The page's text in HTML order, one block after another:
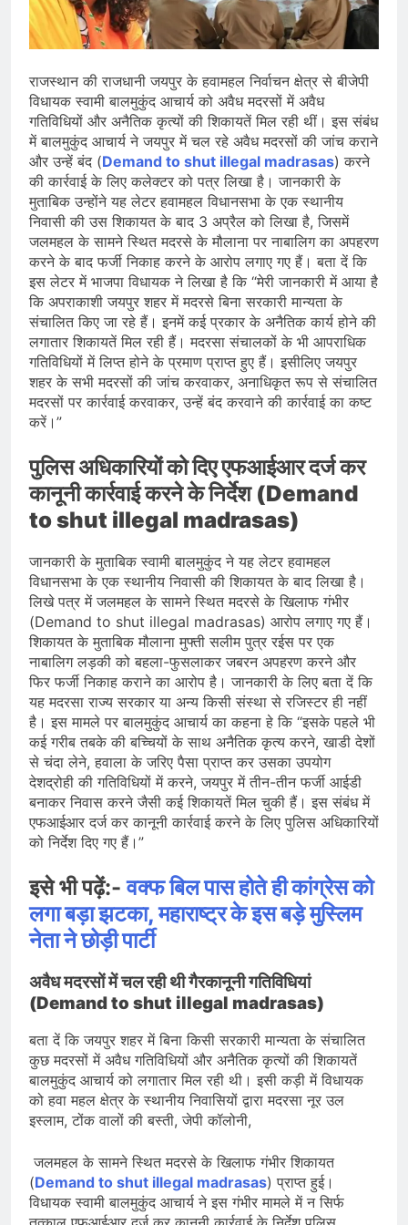
देशभर में विशेष कार्यक्रमों के जरिए भारतीय
बुनकरों और पारंपरिक वस्त्रों को मिलेगा बढ़ावा
August 2, 2026
प्रधानमंत्री नरेंद्र मोदी ने भोगापुरम
आंध्र प्रदेश में ₹18,000 करोड़ की विकास
परियोजनाओं की शुरुआत
August 2, 2026
केंद्र सरकार ने विस्तारित Khelo India
Scheme को मंजूरी दी, खेल ढाँचे को मजबूत
करने के लिए ₹36,441 करोड़ का बड़ा
प्रावधान
August 1, 2026
राजस्थान की राजधानी जयपुर के हवामहल निर्वाचन क्षेत्र से बीजेपी
विधायक स्वामी बालमुकुंद आचार्य को अवैध मदरसों में अवैध
गतिविधियों और अनैतिक कृत्यों की शिकायतें मिल रही थीं। इस संबंध
में बालमुकुंद आचार्य ने जयपुर में चल रहे अवैध मदरसों की जांच कराने
और उन्हें बंद (Demand to shut illegal madrasas) करने
की कार्रवाई के लिए कलेक्टर को पत्र लिखा है। जानकारी के
मुताबिक उन्होंने यह लेटर हवामहल विधानसभा के एक स्थानीय
निवासी की उस शिकायत के बाद 3 अप्रैल को लिखा है, जिसमें
जलमहल के सामने स्थित मदरसे के मौलाना पर नाबालिग का अपहरण
करने के बाद फर्जी निकाह करने के आरोप लगाए गए हैं। बता दें कि
इस लेटर में भाजपा विधायक ने लिखा है कि “मेरी जानकारी में आया है
कि अपराकाशी जयपुर शहर में मदरसे बिना सरकारी मान्यता के
संचालित किए जा रहे हैं। इनमें कई प्रकार के अनैतिक कार्य होने की
लगातार शिकायतें मिल रही हैं। मदरसा संचालकों के भी आपराधिक
गतिविधियों में लिप्त होने के प्रमाण प्राप्त हुए हैं। इसीलिए जयपुर
शहर के सभी मदरसों की जांच करवाकर, अनाधिकृत रूप से संचालित
मदरसों पर कार्रवाई करवाकर, उन्हें बंद करवाने की कार्रवाई का कष्ट
करें।”
पुलिस अधिकारियों को दिए एफआईआर दर्ज कर
कानूनी कार्रवाई करने के निर्देश (Demand
to shut illegal madrasas)
जानकारी के मुताबिक स्वामी बालमुकुंद ने यह लेटर हवामहल
विधानसभा के एक स्थानीय निवासी की शिकायत के बाद लिखा है।
लिखे पत्र में जलमहल के सामने स्थित मदरसे के खिलाफ गंभीर
(Demand to shut illegal madrasas) आरोप लगाए गए हैं।
शिकायत के मुताबिक मौलाना मुफ्ती सलीम पुत्र रईस पर एक
नाबालिग लड़की को बहला-फुसलाकर जबरन अपहरण करने और
फिर फर्जी निकाह कराने का आरोप है। जानकारी के लिए बता दें कि
यह मदरसा राज्य सरकार या अन्य किसी संस्था से रजिस्टर ही नहीं
है। इस मामले पर बालमुकुंद आचार्य का कहना हे कि “इसके पहले भी
कई गरीब तबके की बच्चियों के साथ अनैतिक कृत्य करने, खाडी देशों
से चंदा लेने, हवाला के जरिए पैसा प्राप्त कर उसका उपयोग
देशद्रोही की गतिविधियों में करने, जयपुर में तीन-तीन फर्जी आईडी
बनाकर निवास करने जैसी कई शिकायतें मिल चुकी हैं। इस संबंध में
एफआईआर दर्ज कर कानूनी कार्रवाई करने के लिए पुलिस अधिकारियों
को निर्देश दिए गए हैं।”
इसे भी पढ़ें:-वक्फ बिल पास होते ही कांग्रेस को
लगा बड़ा झटका, महाराष्ट्र के इस बड़े मुस्लिम
नेता ने छोड़ी पार्टी
अवैध मदरसों में चल रही थी गैरकानूनी गतिविधियां
(Demand to shut illegal madrasas)
बता दें कि जयपुर शहर में बिना किसी सरकारी मान्यता के संचालित
कुछ मदरसों में अवैध गतिविधियों और अनैतिक कृत्यों की शिकायतें
बालमुकुंद आचार्य को लगातार मिल रही थी। इसी कड़ी में विधायक
को हवा महल क्षेत्र के स्थानीय निवासियों द्वारा मदरसा नूर उल
इस्लाम, टोंक वालों की बस्ती, जेपी कॉलोनी,
जलमहल के सामने स्थित मदरसे के खिलाफ गंभीर शिकायत
(Demand to shut illegal madrasas) प्राप्त हुई।
विधायक स्वामी बालमुकुंद आचार्य ने इस गंभीर मामले में न सिर्फ